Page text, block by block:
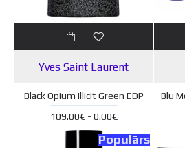
Yves Saint Laurent
Black Opium Illicit Green EDP
109.00€ - 0.00€
Populārs